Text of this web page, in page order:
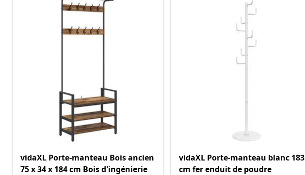
vidaXL Porte-manteau Bois ancien
75 x 34 x 184 cm Bois d'ingénierie
vidaXL Porte-manteau blanc 183
cm fer enduit de poudre